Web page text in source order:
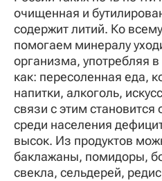
очищенная и
содержит литий. Ко
помогаем минералу
организма, употребляя
как: пересоленная еда,
напитки, алкоголь,
связи с этим становится
среди населения
высок. Из продуктов
баклажаны, помидоры,
свекла, сельдерей,